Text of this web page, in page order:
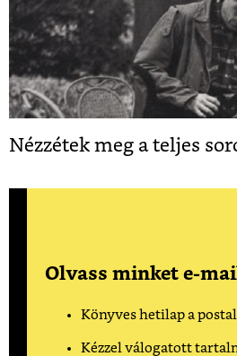
Nézzétek meg a teljes
Olvass minket e-
Könyves hetilap a
Kézzel válogatott